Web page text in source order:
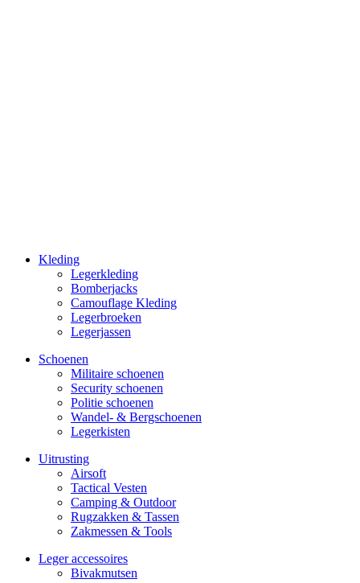
Kleding
Legerkleding
Bomberjacks
Camouflage Kleding
Legerbroeken
Legerjassen
Schoenen
Militaire schoe­nen
Security schoenen
Politie schoenen
Wandel- & Berg­­schoenen
Legerkisten
Uitrusting
Airsoft
Tactical Ves­ten
Camping & Outdoor
Rugzakken & Tassen
Zakmessen & Tools
Leger accessoires
Bivakmutsen